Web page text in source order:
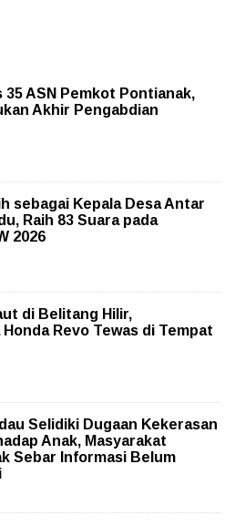
35 ASN Pemkot Pontianak,
Akhir Pengabdian
sebagai Kepala Desa Antar
Raih 83 Suara pada
2026
di Belitang Hilir,
Revo Tewas di Tempat
Selidiki Dugaan Kekerasan
Anak, Masyarakat
Sebar Informasi Belum